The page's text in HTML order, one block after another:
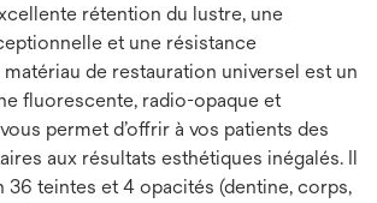
rétention du lustre, une
et une résistance
de restauration universel est un
fluorescente, radio-opaque et
permet d’offrir à vos patients des
aux résultats esthétiques inégalés. Il
36 teintes et 4 opacités (dentine, corps,